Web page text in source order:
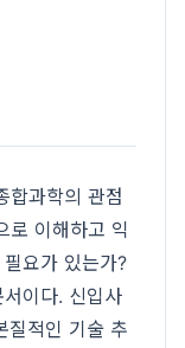
합과학의 관점
로 이해하고 익
요가 있는가?
이다. 신입사
질적인 기술 추